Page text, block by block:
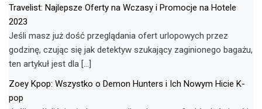
Travelist: Najlepsze Oferty na Wczasy i Promocje na Hotele
2023
Jeśli masz już dość przeglądania ofert urlopowych przez
godzinę, czując się jak detektyw szukający zaginionego bagażu,
ten artykuł jest dla […]
Zoey Kpop: Wszystko o Demon Hunters i Ich Nowym Hicie K-
pop